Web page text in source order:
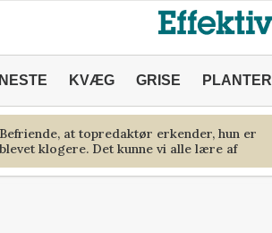
KVÆG GRISE PLANTER
Befriende, at topredaktør erkender, hun er
blevet klogere. Det kunne vi alle lære af